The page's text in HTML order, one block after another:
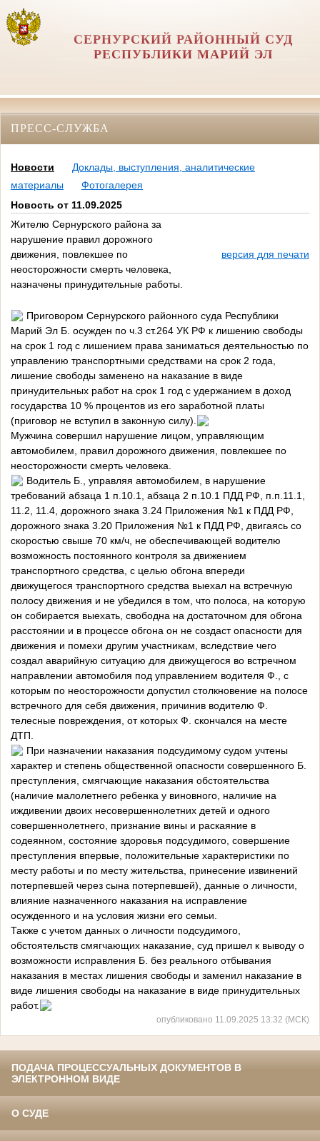
СЕРНУРСКИЙ РАЙОННЫЙ СУД
РЕСПУБЛИКИ МАРИЙ ЭЛ
ПРЕСС-СЛУЖБА
Новости
Доклады, выступления, аналитические
материалы
Фотогалерея
Новость от 11.09.2025
Жителю Сернурского района за
нарушение правил дорожного
движения, повлекшее по
неосторожности смерть человека,
назначены принудительные работы.
версия для печати
Приговором Сернурского районного суда Республики
Марий Эл Б. осужден по ч.3 ст.264 УК РФ к лишению свободы
на срок 1 год с лишением права заниматься деятельностью по
управлению транспортными средствами на срок 2 года,
лишение свободы заменено на наказание в виде
принудительных работ на срок 1 год с удержанием в доход
государства 10 % процентов из его заработной платы
(приговор не вступил в законную силу).
Мужчина совершил нарушение лицом, управляющим
автомобилем, правил дорожного движения, повлекшее по
неосторожности смерть человека.
Водитель Б., управляя автомобилем, в нарушение
требований абзаца 1 п.10.1, абзаца 2 п.10.1 ПДД РФ, п.п.11.1,
11.2, 11.4, дорожного знака 3.24 Приложения №1 к ПДД РФ,
дорожного знака 3.20 Приложения №1 к ПДД РФ, двигаясь со
скоростью свыше 70 км/ч, не обеспечивающей водителю
возможность постоянного контроля за движением
транспортного средства, с целью обгона впереди
движущегося транспортного средства выехал на встречную
полосу движения и не убедился в том, что полоса, на которую
он собирается выехать, свободна на достаточном для обгона
расстоянии и в процессе обгона он не создаст опасности для
движения и помехи другим участникам, вследствие чего
создал аварийную ситуацию для движущегося во встречном
направлении автомобиля под управлением водителя Ф., с
которым по неосторожности допустил столкновение на полосе
встречного для себя движения, причинив водителю Ф.
телесные повреждения, от которых Ф. скончался на месте
ДТП.
️При назначении наказания подсудимому судом учтены
характер и степень общественной опасности совершенного Б.
преступления, смягчающие наказания обстоятельства
(наличие малолетнего ребенка у виновного, наличие на
иждивении двоих несовершеннолетних детей и одного
совершеннолетнего, признание вины и раскаяние в
содеянном, состояние здоровья подсудимого, совершение
преступления впервые, положительные характеристики по
месту работы и по месту жительства, принесение извинений
потерпевшей через сына потерпевшей), данные о личности,
влияние назначенного наказания на исправление
осужденного и на условия жизни его семьи.
Также с учетом данных о личности подсудимого,
обстоятельств смягчающих наказание, суд пришел к выводу о
возможности исправления Б. без реального отбывания
наказания в местах лишения свободы и заменил наказание в
виде лишения свободы на наказание в виде принудительных
работ.
опубликовано 11.09.2025 13:32 (МСК)
ПОДАЧА ПРОЦЕССУАЛЬНЫХ ДОКУМЕНТОВ В
ЭЛЕКТРОННОМ ВИДЕ
О СУДЕ